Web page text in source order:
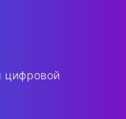
цифровой